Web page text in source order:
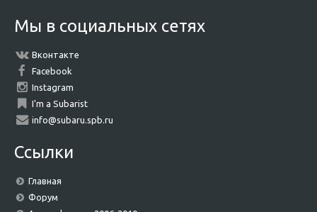
Мы в социальных сетях
Вконтакте
Facebook
Instagram
I'm a Subarist
info@subaru.spb.ru
Ссылки
Главная
Форум